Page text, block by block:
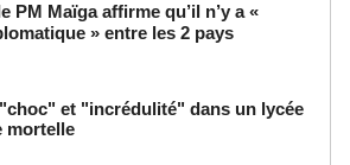
PM Maïga affirme qu’il n’y a «
» entre les 2 pays
et "incrédulité" dans un lycée
mortelle